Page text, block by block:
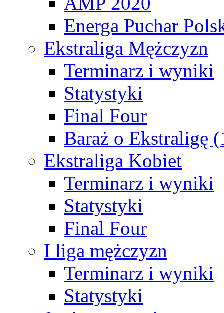
Energa Puchar
Ekstraliga Mężczyzn
Terminarz i wyniki
Statystyki
Final Four
Baraż o Ekstraligę
Ekstraliga Kobiet
Terminarz i wyniki
Statystyki
Final Four
I liga mężczyzn
Terminarz i wyniki
Statystyki